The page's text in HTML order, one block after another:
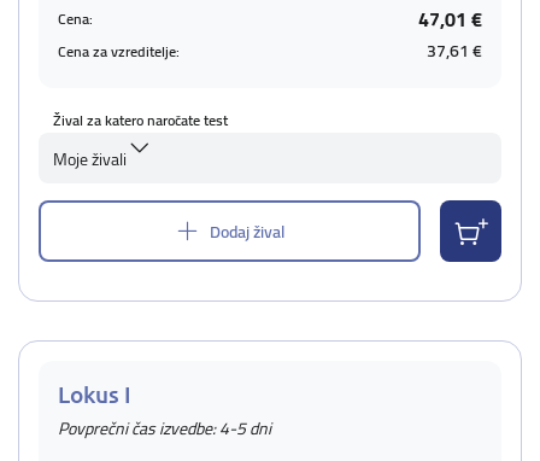
Cena: 47,01 €
Cena za vzreditelje: 37,61 €
Žival za katero naročate test
Moje živali
Dodaj žival
Lokus I
Povprečni čas izvedbe: 4-5 dni